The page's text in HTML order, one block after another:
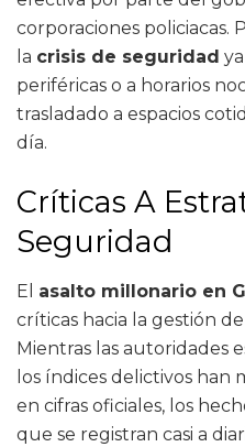
corporaciones policiacas.
la crisis de seguridad
periféricas o a horarios
trasladado a espacios
día.
Críticas A
Seguridad
El asalto millonario en
críticas hacia la gestión
Mientras las autoridades
los índices delictivos
en cifras oficiales, los
que se registran casi a